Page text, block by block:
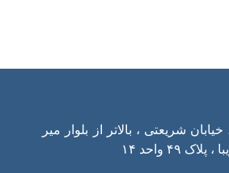
شریعتی ، بالاتر از بلوار میر
۴۹ واحد ۱۴